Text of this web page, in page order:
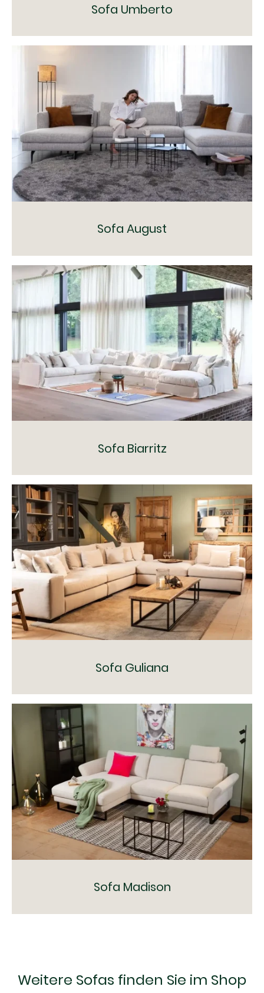
Sofa Umberto
Sofa August
Sofa Biarritz
Sofa Guliana
Sofa Madison
Weitere Sofas finden Sie im Shop